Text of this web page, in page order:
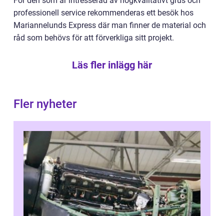
professionell service rekommenderas ett besök hos
Mariannelunds Express där man finner de material och
råd som behövs för att förverkliga sitt projekt.
Läs fler inlägg här
Fler nyheter